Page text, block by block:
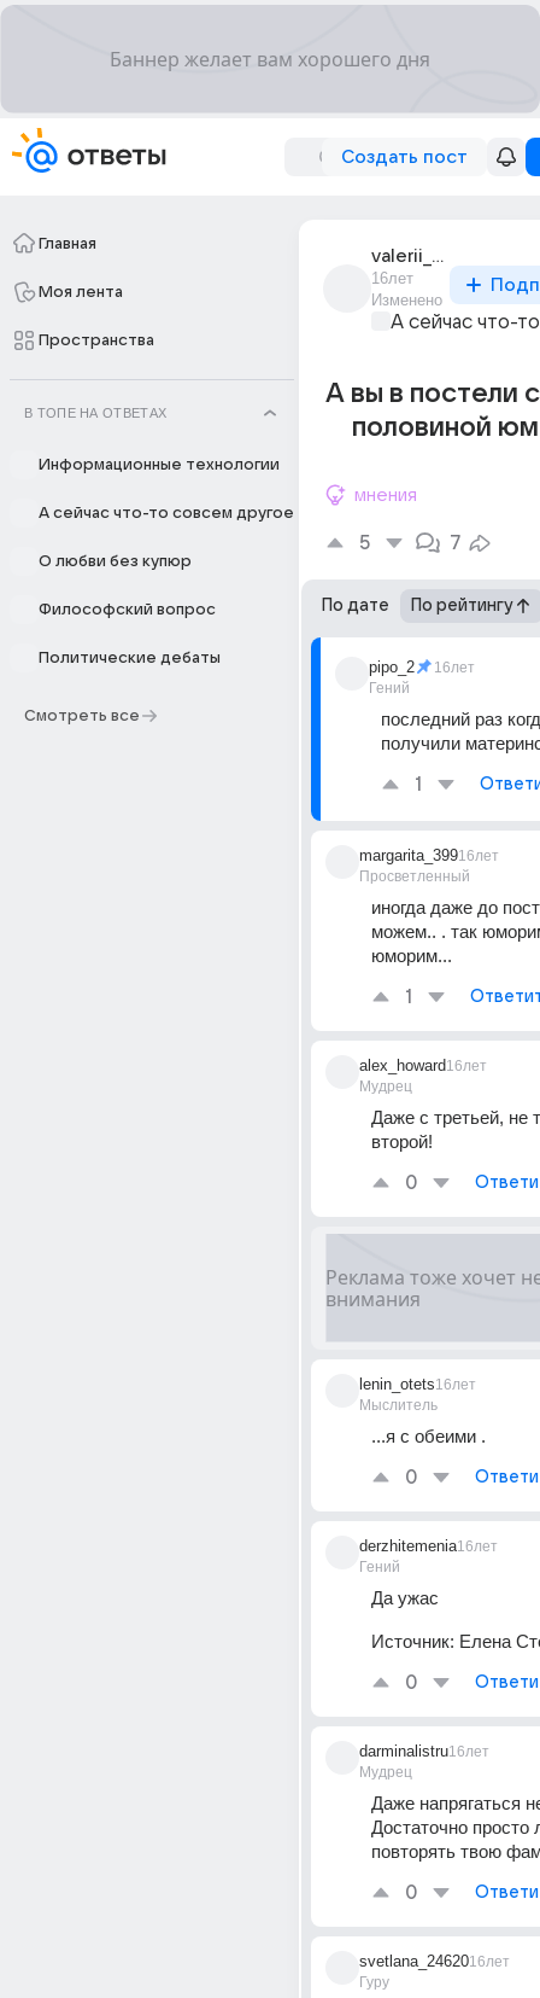
Создать пост
Главная
Моя лента
Пространства
В ТОПЕ НА ОТВЕТАХ
Информационные технологии
А сейчас что-то совсем другое
О любви без купюр
Философский вопрос
Политические дебаты
Смотреть все
valerii_osipov_11
16лет
Изменено
А сейчас что-
А вы в постели
половиной
мнения
5 7
По дате По рейтингу
pipo_2
Гений
16лет
последний раз
получили
1
margarita_399
Просветленный
16лет
иногда даже до
можем.. . так
юморим...
1
alex_howard
Мудрец
16лет
Даже с третьей, не
второй!
0
lenin_otets
Мыслитель
16лет
...я с обеими .
0
derzhitemenia
Гений
16лет
Да ужас
Источник: Елена
0
darminalistru
Мудрец
16лет
Даже напрягаться
Достаточно просто
повторять твою
0
svetlana_24620
Гуру
16лет